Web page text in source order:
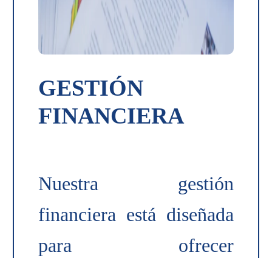
GESTIÓN
FINANCIERA
Nuestra gestión
financiera está diseñada
para ofrecer